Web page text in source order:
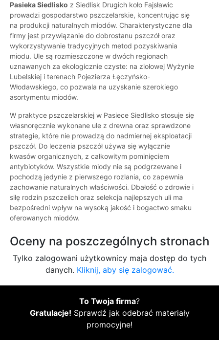
Pasieka Siedlisko z Siedlisk Drugich koło Fajsławic
prowadzi gospodarstwo pszczelarskie, koncentrując się
na produkcji naturalnych miodów. Charakterystyczne dla
firmy jest przywiązanie do dobrostanu pszczół oraz
wykorzystywanie tradycyjnych metod pozyskiwania
miodu. Ule są rozmieszczone w dwóch regionach
uznawanych za ekologicznie czyste: na ziołowej Wyżynie
Lubelskiej i terenach Pojezierza Łęczyńsko-
Włodawskiego, co pozwala na uzyskanie szerokiego
asortymentu miodów.
W praktyce pszczelarskiej w Pasiece Siedlisko stosuje się
własnoręcznie wykonane ule z drewna oraz sprawdzone
strategie, które nie prowadzą do nadmiernej eksploatacji
pszczół. Do leczenia pszczół używa się wyłącznie
kwasów organicznych, z całkowitym pominięciem
antybiotyków. Wszystkie miody nie są podgrzewane i
pochodzą jedynie z pierwszego rozlania, co zapewnia
zachowanie naturalnych właściwości. Dbałość o zdrowie i
siłę rodzin pszczelich oraz selekcja najlepszych uli ma
bezpośredni wpływ na wysoką jakość i bogactwo smaku
oferowanych miodów.
Oceny na poszczególnych stronach
Tylko zalogowani użytkownicy maja dostęp do tych
danych. Kliknij, aby się zalogować.
To Twoja firma?
Gratulacje! Sprawdź jak odebrać materiały
promocyjne!